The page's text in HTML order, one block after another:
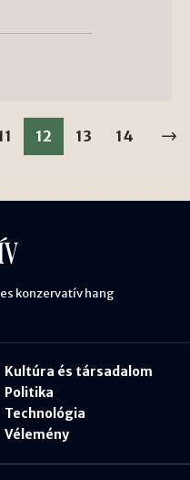
12 13 14
konzervatív hang
Kultúra és társadalom
Politika
Technológia
Vélemény